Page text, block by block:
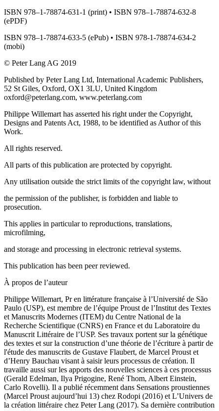
ISBN 978–1-78874-631-1 (print) • ISBN 978–1-78874-632-8
(ePDF)
ISBN 978–1-78874-633-5 (ePub) • ISBN 978-1-78874-634-2
(mobi)
© Peter Lang AG 2019
Published by Peter Lang Ltd, International Academic Publishers,
52 St Giles, Oxford, OX1 3LU, United Kingdom
oxford@peterlang.com, www.peterlang.com
Philippe Willemart has asserted his right under the Copyright,
Designs and Patents Act, 1988, to be identified as Author of this
Work.
All rights reserved.
All parts of this publication are protected by copyright.
Any utilisation outside the strict limits of the copyright law, without
the permission of the publisher, is forbidden and liable to
prosecution.
This applies in particular to reproductions, translations,
microfilming,
and storage and processing in electronic retrieval systems.
This publication has been peer reviewed.
À propos de l’auteur
Philippe Willemart, Pr en littérature française à l’Université de São
Paulo (USP), est membre de l’équipe Proust de l’Institut des Textes
et Manuscrits Modernes (ITEM) du Centre National de la
Recherche Scientifique (CNRS) en France et du Laboratoire du
Manuscrit Littéraire de l’USP. Ses travaux portent sur la génétique
des textes et sur la construction d’une théorie de l’écriture à partir de
l'étude des manuscrits de Gustave Flaubert, de Marcel Proust et
d’Henry Bauchau visant à saisir leurs processus de création. Il
travaille aussi sur les apports des nouvelles sciences à ces processus
(Gerald Edelman, Ilya Prigogine, René Thom, Albert Einstein,
Carlo Rovelli). Il a publié récemment dans Sensations proustiennes
(Marcel Proust aujourd’hui 13) chez Rodopi (2016) et L’Univers de
la création littéraire chez Peter Lang (2017). Sa dernière contribution